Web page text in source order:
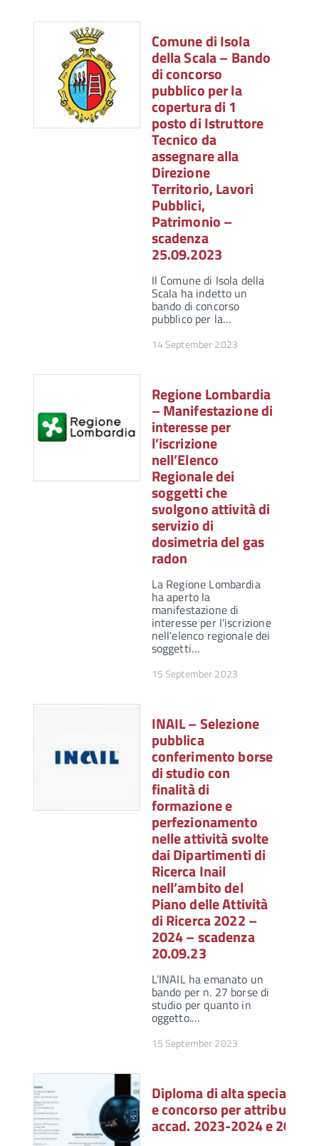
Comune di Isola
della Scala – Bando
di concorso
pubblico per la
copertura di 1
posto di Istruttore
Tecnico da
assegnare alla
Direzione
Territorio, Lavori
Pubblici,
Patrimonio –
scadenza
25.09.2023
Il Comune di Isola della
Scala ha indetto un
bando di concorso
pubblico per la…
14 September 2023
Regione Lombardia
– Manifestazione di
interesse per
l’iscrizione
nell’Elenco
Regionale dei
soggetti che
svolgono attività di
servizio di
dosimetria del gas
radon
La Regione Lombardia
ha aperto la
manifestazione di
interesse per l'iscrizione
nell'elenco regionale dei
soggetti…
15 September 2023
INAIL – Selezione
pubblica
conferimento borse
di studio con
finalità di
formazione e
perfezionamento
nelle attività svolte
dai Dipartimenti di
Ricerca Inail
nell’ambito del
Piano delle Attività
di Ricerca 2022 –
2024 – scadenza
20.09.23
L’INAIL ha emanato un
bando per n. 27 borse di
studio per quanto in
oggetto.…
15 September 2023
Diploma di alta
e concorso per
accad. 2023-2024 e 2024-